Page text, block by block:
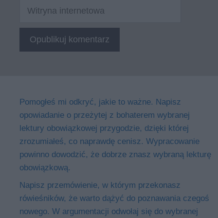
Witryna
Pomogłeś mi odkryć, jakie to ważne. Napisz
opowiadanie o przeżytej z bohaterem wybranej
lektury obowiązkowej przygodzie, dzięki której
zrozumiałeś, co naprawdę cenisz. Wypracowanie
powinno dowodzić, że dobrze znasz wybraną lekturę
obowiązkową.
Napisz przemówienie, w którym przekonasz
rówieśników, że warto dążyć do poznawania czegoś
nowego. W argumentacji odwołaj się do wybranej